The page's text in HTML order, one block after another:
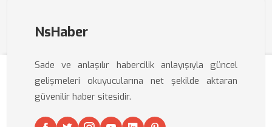
NsHaber
Sade ve anlaşılır habercilik anlayışıyla güncel
gelişmeleri okuyucularına net şekilde aktaran
güvenilir haber sitesidir.